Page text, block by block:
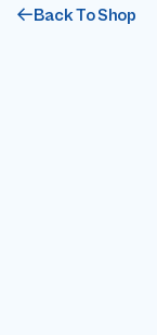
Back To Shop